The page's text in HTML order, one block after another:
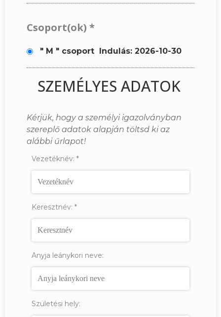
Csoport(ok) *
" M " csoport Indulás: 2026-10-30
SZEMÉLYES ADATOK
Kérjük, hogy a személyi igazolványban
szereplő adatok alapján töltsd ki az
alábbi űrlapot!
Vezetéknév: *
Keresztnév: *
Anyja leánykori neve:
Születési hely: